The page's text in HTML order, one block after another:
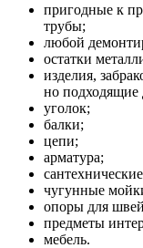
пригодные к
трубы;
любой
остатки
изделия,
но подходящие
уголок;
балки;
цепи;
арматура;
чугунные
опоры для
предметы
мебель.